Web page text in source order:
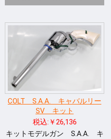
COLT S.A.A. キャバルリー
SV キット
税込:￥26,136
キットモデルガン S.A.A. キ